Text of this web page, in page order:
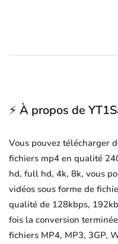
⚡ À propos de
Vous pouvez télécharger
fichiers mp4 en qualité
hd, full hd, 4k, 8k, vous
vidéos sous forme de
qualité de 128kbps,
fois la conversion
fichiers MP4, MP3, 3GP,